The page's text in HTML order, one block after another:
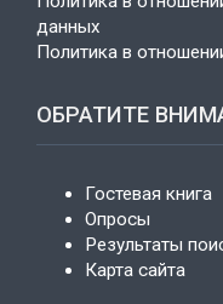
данных
Политика в
ОБРАТИТЕ
Гостевая книга
Опросы
Результаты
Карта сайта